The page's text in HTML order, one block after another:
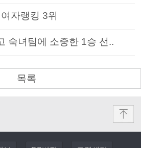
자랭킹 3위
숙녀팀에 소중한 1승 선..
목록